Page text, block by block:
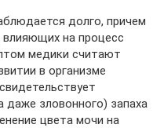
долго, причем
на процесс
медики считают
в организме
даже зловонного) запаха
цвета мочи на